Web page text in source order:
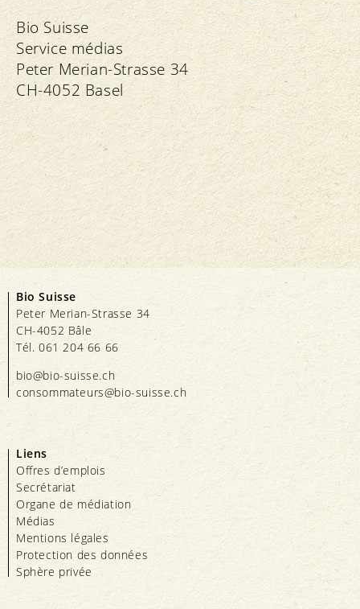
Bio Suisse
Service médias
Peter Merian-Strasse 34
CH-4052 Basel
Bio Suisse
Peter Merian-Strasse 34
CH-4052 Bâle
Tél. 061 204 66 66
bio@bio-suisse.ch
consommateurs@bio-suisse.ch
Liens
Offres d’emplois
Secrétariat
Organe de médiation
Médias
Mentions légales
Protection des données
Sphère privée